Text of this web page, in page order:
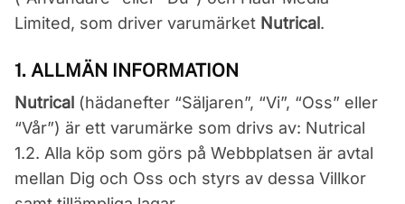
Limited, som driver varumärket Nutrical.
1. ALLMÄN INFORMATION
Nutrical (hädanefter “Säljaren”, “Vi”, “Oss” eller
“Vår”) är ett varumärke som drivs av: Nutrical
1.2. Alla köp som görs på Webbplatsen är avtal
mellan Dig och Oss och styrs av dessa Villkor